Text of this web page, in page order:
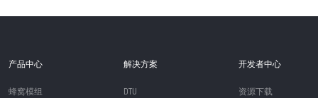
产品中心
蜂窝模组
解决方案
DTU
开发者中心
资源下载